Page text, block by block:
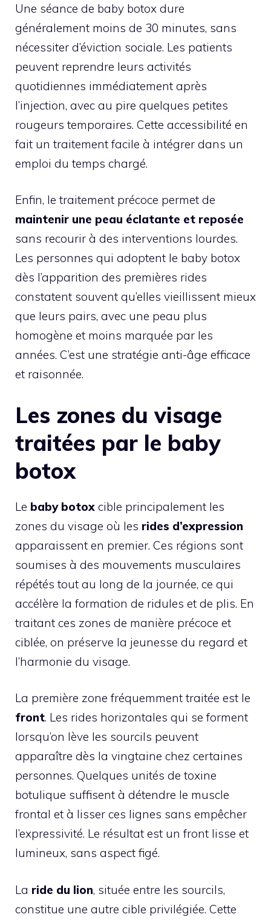
Une séance de baby botox dure
généralement moins de 30 minutes, sans
nécessiter d’éviction sociale. Les patients
peuvent reprendre leurs activités
quotidiennes immédiatement après
l’injection, avec au pire quelques petites
rougeurs temporaires. Cette accessibilité en
fait un traitement facile à intégrer dans un
emploi du temps chargé.
Enfin, le traitement précoce permet de
maintenir une peau éclatante et reposée
sans recourir à des interventions lourdes.
Les personnes qui adoptent le baby botox
dès l’apparition des premières rides
constatent souvent qu’elles vieillissent mieux
que leurs pairs, avec une peau plus
homogène et moins marquée par les
années. C’est une stratégie anti-âge efficace
et raisonnée.
Les zones du visage
traitées par le baby
botox
Le baby botox cible principalement les
zones du visage où les rides d’expression
apparaissent en premier. Ces régions sont
soumises à des mouvements musculaires
répétés tout au long de la journée, ce qui
accélère la formation de ridules et de plis. En
traitant ces zones de manière précoce et
ciblée, on préserve la jeunesse du regard et
l’harmonie du visage.
La première zone fréquemment traitée est le
front. Les rides horizontales qui se forment
lorsqu’on lève les sourcils peuvent
apparaître dès la vingtaine chez certaines
personnes. Quelques unités de toxine
botulique suffisent à détendre le muscle
frontal et à lisser ces lignes sans empêcher
l’expressivité. Le résultat est un front lisse et
lumineux, sans aspect figé.
La ride du lion, située entre les sourcils,
constitue une autre cible privilégiée. Cette